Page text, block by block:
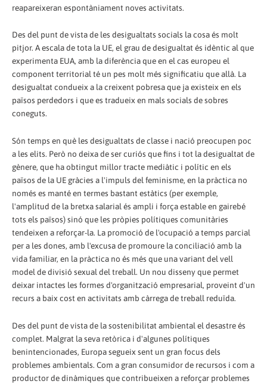
reapareixeran espontàniament noves activitats.
Des del punt de vista de les desigualtats socials la cosa és molt
pitjor. A escala de tota la UE, el grau de desigualtat és idèntic al que
experimenta EUA, amb la diferència que en el cas europeu el
component territorial té un pes molt més significatiu que allà. La
desigualtat condueix a la creixent pobresa que ja existeix en els
països perdedors i que es tradueix en mals socials de sobres
coneguts.
Són temps en què les desigualtats de classe i nació preocupen poc
a les elits. Però no deixa de ser curiós que fins i tot la desigualtat de
gènere, que ha obtingut millor tracte mediàtic i polític en els
països de la UE gràcies a l'impuls del feminisme, en la pràctica no
només es manté en termes bastant estàtics (per exemple,
l'amplitud de la bretxa salarial és ampli i força estable en gairebé
tots els països) sinó que les pròpies polítiques comunitàries
tendeixen a reforçar-la. La promoció de l'ocupació a temps parcial
per a les dones, amb l'excusa de promoure la conciliació amb la
vida familiar, en la pràctica no és més que una variant del vell
model de divisió sexual del treball. Un nou disseny que permet
deixar intactes les formes d'organització empresarial, proveint d'un
recurs a baix cost en activitats amb càrrega de treball reduïda.
Des del punt de vista de la sostenibilitat ambiental el desastre és
complet. Malgrat la seva retòrica i d'algunes polítiques
benintencionades, Europa segueix sent un gran focus dels
problemes ambientals. Com a gran consumidor de recursos i com a
productor de dinàmiques que contribueixen a reforçar problemes